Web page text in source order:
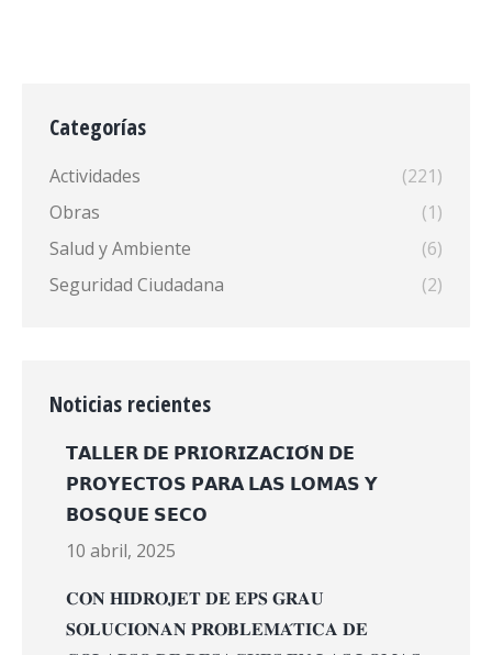
Categorías
Actividades
(221)
Obras
(1)
Salud y Ambiente
(6)
Seguridad Ciudadana
(2)
Noticias recientes
𝗧𝗔𝗟𝗟𝗘𝗥 𝗗𝗘 𝗣𝗥𝗜𝗢𝗥𝗜𝗭𝗔𝗖𝗜𝗢́𝗡 𝗗𝗘
𝗣𝗥𝗢𝗬𝗘𝗖𝗧𝗢𝗦 𝗣𝗔𝗥𝗔 𝗟𝗔𝗦 𝗟𝗢𝗠𝗔𝗦 𝗬
𝗕𝗢𝗦𝗤𝗨𝗘 𝗦𝗘𝗖𝗢
10 abril, 2025
𝐂𝐎𝐍 𝐇𝐈𝐃𝐑𝐎𝐉𝐄𝐓 𝐃𝐄 𝐄𝐏𝐒 𝐆𝐑𝐀𝐔
𝐒𝐎𝐋𝐔𝐂𝐈𝐎𝐍𝐀𝐍 𝐏𝐑𝐎𝐁𝐋𝐄𝐌𝐀́𝐓𝐈𝐂𝐀 𝐃𝐄